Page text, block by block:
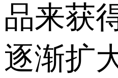
品来获
逐渐扩